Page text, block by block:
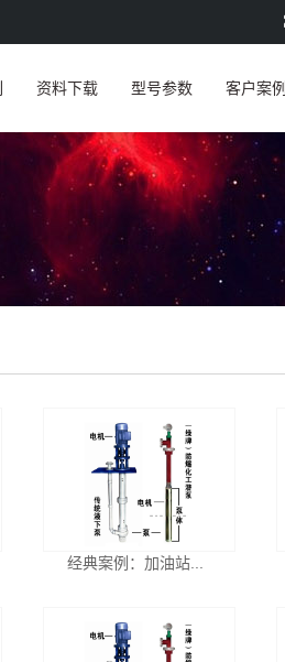
资料下载 型号参数 客户案例
经典案例：加油站...